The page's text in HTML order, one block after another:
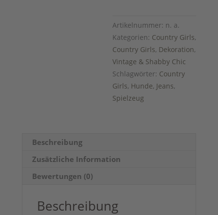
Artikelnummer: n. a.
Kategorien: Country Girls,
Country Girls, Dekoration,
Vintage & Shabby Chic
Schlagwörter: Country
Girls, Hunde, Jeans,
Spielzeug
Beschreibung
Zusätzliche Information
Bewertungen (0)
Beschreibung